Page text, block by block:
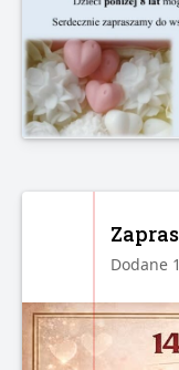
Dodane